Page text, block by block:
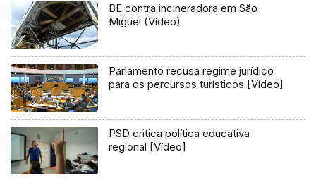
BE contra incineradora em São
Miguel (Vídeo)
Parlamento recusa regime jurídico
para os percursos turísticos [Vídeo]
PSD critica política educativa
regional [Vídeo]